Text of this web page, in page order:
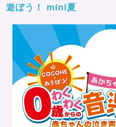
遊ぼう！ mini夏